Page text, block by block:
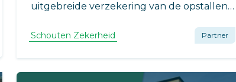
uitgebreide verzekering van de opstallen.
op tijd zijn advies te geven over het nemen
voorkomen. Voorkom schade aan opstallen
door deze tips.
Schouten Zekerheid Partner